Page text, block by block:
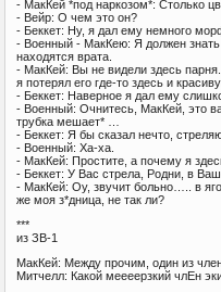
- МакКей *под наркозом*: Столько
- Вейр: О чем это он?
- Беккет: Ну, я дал ему немного
- Военный - МакКею: Я должен знать
находятся врата.
- МакКей: Вы не видели здесь
я потерял его где-то здесь и
- Беккет: Наверное я дал ему
- Военный: Очнитесь, МакКей, это
трубка мешает* …
- Беккет: Я бы сказал нечто,
- Военный: Ха-ха.
- МакКей: Простите, а почему я
- Беккет: У Вас стрела, Родни, в
- МакКей: Оу, звучит больно….. в
же моя з*дница, не так ли?
***
из ЗВ-1
МакКей: Между прочим, один из
Митчелл: Какой меееерзкий члЕн